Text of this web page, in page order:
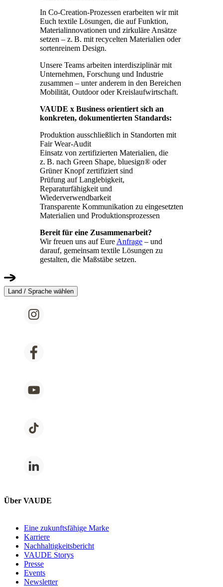
In Co-Creation-Prozessen erarbeiten wir mit
Euch textile Lösungen, die auf Funktion,
Materialinnovationen und zirkuläre Ansätze
setzen – z. B. mit recycelten Materialien oder
sortenreinem Design.
Unsere Teams arbeiten interdisziplinär mit
Unternehmen, Forschung und Industrie
zusammen – unter anderem in den Bereichen
Mobilität, Outdoor oder Kreislaufwirtschaft.
VAUDE x Business orientiert sich an
konkreten, dokumentierten Standards:
Produktion ausschließlich in Standorten mit
Fair Wear-Audit
Einsatz von zertifizierten Materialien, die
z. B. nach Green Shape, bluesign® oder
Grüner Knopf zertifiziert sind
Prüfung auf Langlebigkeit,
Reparaturfähigkeit und
Wiederverwendbarkeit
Transparente Kommunikation zu eingesetzten
Materialien und Produktionsprozessen
Bereit für eine Zusammenarbeit?
Wir freuen uns auf Eure Anfrage – und
darauf, gemeinsam textile Lösungen zu
gestalten, die Maßstäbe setzen.
Land / Sprache wählen
Über VAUDE
Eine zukunftsfähige Marke
Karriere
Nachhaltigkeitsbericht
VAUDE Storys
Presse
Events
Newsletter